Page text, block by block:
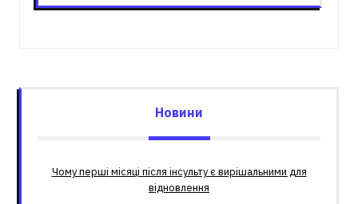
Новини
Чому перші місяці після інсульту є вирішальними для
відновлення